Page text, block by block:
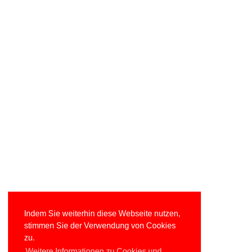
Indem Sie weiterhin diese Webseite nutzen,
stimmen Sie der Verwendung von Cookies
zu.